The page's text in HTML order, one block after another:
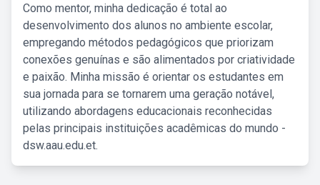
Como mentor, minha dedicação é total ao
desenvolvimento dos alunos no ambiente escolar,
empregando métodos pedagógicos que priorizam
conexões genuínas e são alimentados por criatividade
e paixão. Minha missão é orientar os estudantes em
sua jornada para se tornarem uma geração notável,
utilizando abordagens educacionais reconhecidas
pelas principais instituições acadêmicas do mundo -
dsw.aau.edu.et.